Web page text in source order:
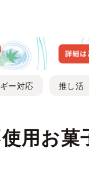
ー対応 推し活
用お菓